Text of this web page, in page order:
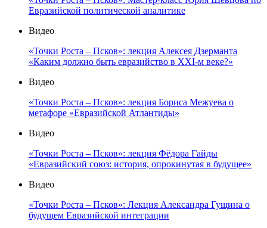
Евразийской политической аналитике
Видео
«Точки Роста – Псков»: лекция Алексея Дзерманта
«Каким должно быть евразийство в XXI-м веке?»
Видео
«Точки Роста – Псков»: лекция Бориса Межуева о
метафоре «Евразийской Атлантиды»
Видео
«Точки Роста – Псков»: лекция Фёдора Гайды
«Евразийский союз: история, опрокинутая в будущее»
Видео
«Точки Роста – Псков»: Лекция Александра Гущина о
будущем Евразийской интеграции